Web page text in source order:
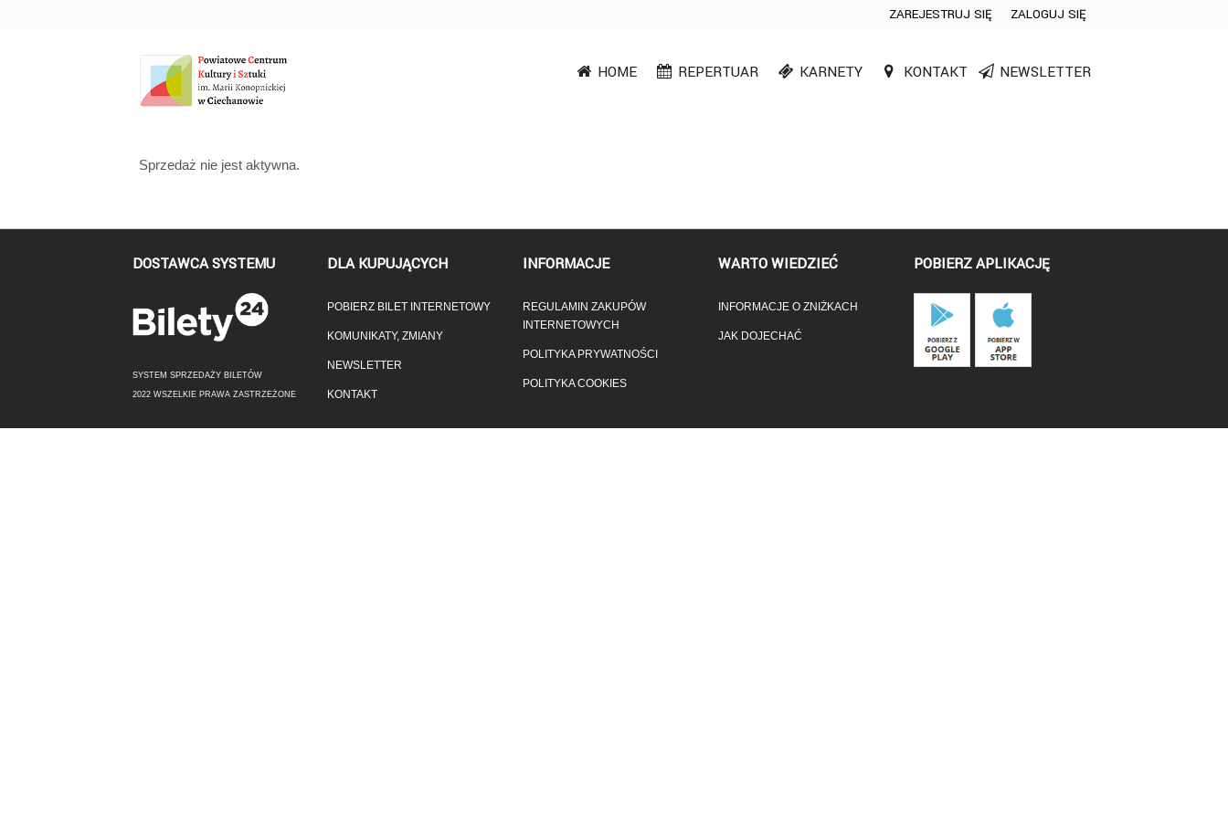
ZAREJESTRUJ SIĘ ZALOGUJ SIĘ
0,00
HOME REPERTUAR KARNETY KONTAKT NEWSLETTER
Sprzedaż nie jest aktywna.
DOSTAWCA SYSTEMU
SYSTEM SPRZEDAŻY BILETÓW
2022 WSZELKIE PRAWA ZASTRZEŻONE
DLA KUPUJĄCYCH
POBIERZ BILET INTERNETOWY
KOMUNIKATY, ZMIANY
NEWSLETTER
KONTAKT
INFORMACJE
REGULAMIN ZAKUPÓW
INTERNETOWYCH
POLITYKA PRYWATNOŚCI
POLITYKA COOKIES
WARTO WIEDZIEĆ
INFORMACJE O ZNIŻKACH
JAK DOJECHAĆ
POBIERZ APLIKACJĘ